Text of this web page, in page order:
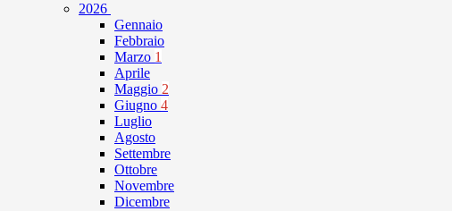
2026
Gennaio
Febbraio
Marzo 1
Aprile
Maggio 2
Giugno 4
Luglio
Agosto
Settembre
Ottobre
Novembre
Dicembre